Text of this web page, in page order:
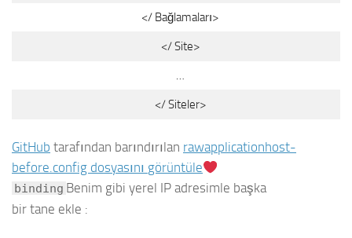
</ Bağlamaları>
</ Site>
…
</ Siteler>
GitHub tarafından barındırılan rawapplicationhost-
before.config dosyasını görüntüle
binding Benim gibi yerel IP adresimle başka
bir tane ekle :